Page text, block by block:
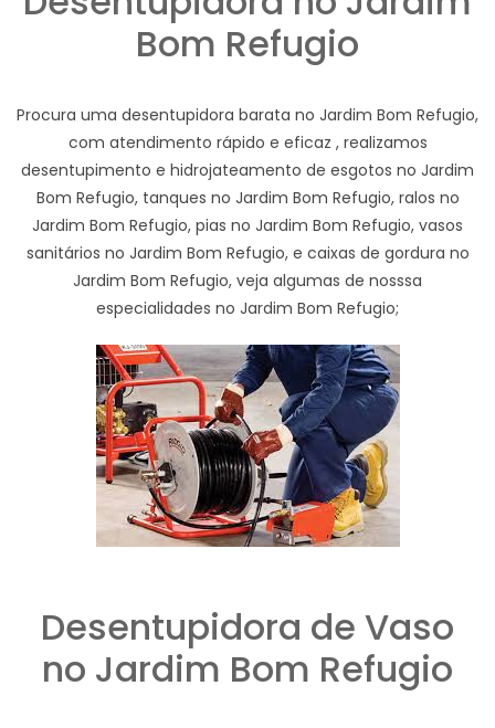
Bom Refugio
Procura uma desentupidora barata no Jardim Bom Refugio,
com atendimento rápido e eficaz , realizamos
desentupimento e hidrojateamento de esgotos no Jardim
Bom Refugio, tanques no Jardim Bom Refugio, ralos no
Jardim Bom Refugio, pias no Jardim Bom Refugio, vasos
sanitários no Jardim Bom Refugio, e caixas de gordura no
Jardim Bom Refugio, veja algumas de nosssa
especialidades no Jardim Bom Refugio;
Desentupidora de Vaso
no Jardim Bom Refugio